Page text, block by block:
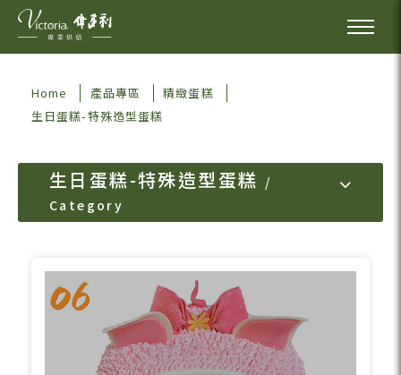
Home 產品專區
精緻蛋糕
生日蛋糕-特殊造型蛋糕
生日蛋糕-特殊造型蛋糕
Category